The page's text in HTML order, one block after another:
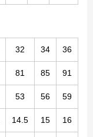
32 34 36
81 85 91
53 56 59
14.5 15 16